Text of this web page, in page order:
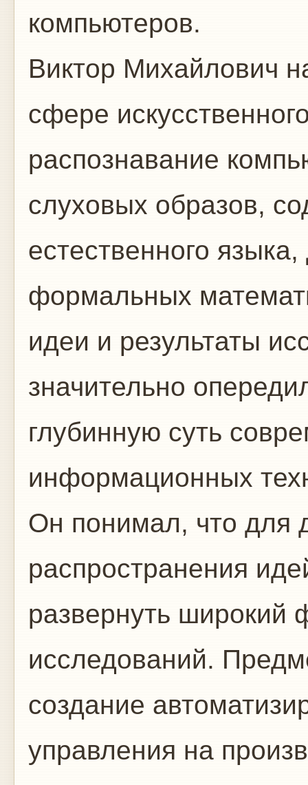
компьютеров.
Виктор Михайлович
сфере
распознавание
слуховых образов,
естественного
формальных
идеи и результаты
значительно
глубинную суть
информационных
Он понимал, что для
распространения
развернуть широкий
исследований.
создание
управления на